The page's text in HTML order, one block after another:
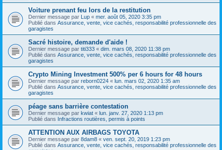
Voiture prenant feu lors de la restitution
Dernier message par Lup « mer. août 05, 2020 3:35 pm
Publié dans Assurance, vente, vice cachés, responsabilité professionnelle des
garagistes
Sacré histoire, demande d'aide !
Dernier message par titi333 « dim. mars 08, 2020 11:38 pm
Publié dans Assurance, vente, vice cachés, responsabilité professionnelle des
garagistes
Crypto Mining Investment 500% per 6 hours for 48 hours
Dernier message par reborn0224 « lun. mars 02, 2020 1:35 am
Publié dans Assurance, vente, vice cachés, responsabilité professionnelle des
garagistes
péage sans barrière contestation
Dernier message par kwiat « lun. janv. 27, 2020 1:13 pm
Publié dans Infractions routières, permis à points
ATTENTION AUX AIRBAGS TOYOTA
Dernier message par 8dam8 « ven. sept. 20, 2019 1:23 pm
Publié dans Assurance, vente, vice cachés, responsabilité professionnelle des